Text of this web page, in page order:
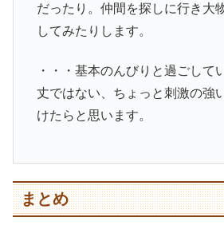
だったり。仲間を探しに行き大
してみたりします。
・・・基本のんびりと過ごして
丈ではない、ちょっと刺激の強
けたらと思います。
まとめ